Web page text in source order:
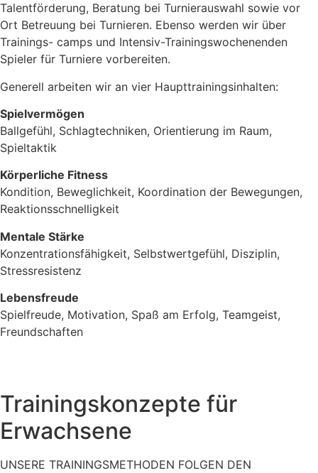
Talentförderung, Beratung bei Turnierauswahl sowie vor
Ort Betreuung bei Turnieren. Ebenso werden wir über
Trainings- camps und Intensiv-Trainingswochenenden
Spieler für Turniere vorbereiten.
Generell arbeiten wir an vier Haupttrainingsinhalten:
Spielvermögen
Ballgefühl, Schlagtechniken, Orientierung im Raum,
Spieltaktik
Körperliche Fitness
Kondition, Beweglichkeit, Koordination der Bewegungen,
Reaktionsschnelligkeit
Mentale Stärke
Konzentrationsfähigkeit, Selbstwertgefühl, Disziplin,
Stressresistenz
Lebensfreude
Spielfreude, Motivation, Spaß am Erfolg, Teamgeist,
Freundschaften
Trainingskonzepte für
Erwachsene
UNSERE TRAININGSMETHODEN FOLGEN DEN